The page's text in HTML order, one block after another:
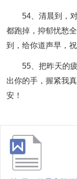
54、清晨到，
都跑掉，抑郁忧愁
到，给你道声早，
55、把昨天的
出你的手，握紧我
安！